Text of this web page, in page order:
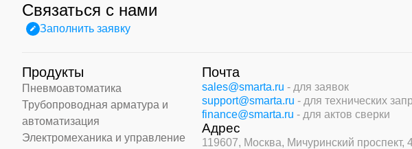
Связаться с нами
Заполнить заявку
Продукты
Пневмоавтоматика
Трубопроводная арматура и
автоматизация
Электромеханика и управление
Почта
sales@smarta.ru - для заявок
support@smarta.ru - для технических
finance@smarta.ru - для актов сверки
Адрес
119607, Москва, Мичуринский проспект,